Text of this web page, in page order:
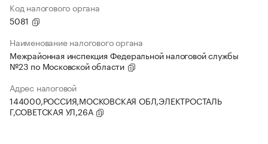
Код налогового органа
5081
Наименование налогового органа
Межрайонная инспекция Федеральной налоговой службы
№23 по Московской области
Адрес налоговой
144000,РОССИЯ,МОСКОВСКАЯ ОБЛ,ЭЛЕКТРОСТАЛЬ
Г,СОВЕТСКАЯ УЛ,26А